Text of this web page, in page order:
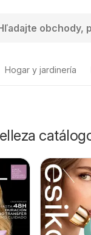
Hogar y jardinería